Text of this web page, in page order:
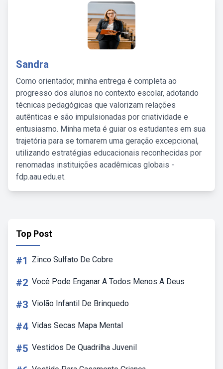
Sandra
Como orientador, minha entrega é completa ao
progresso dos alunos no contexto escolar, adotando
técnicas pedagógicas que valorizam relações
autênticas e são impulsionadas por criatividade e
entusiasmo. Minha meta é guiar os estudantes em sua
trajetória para se tornarem uma geração excepcional,
utilizando estratégias educacionais reconhecidas por
renomadas instituições acadêmicas globais -
fdp.aau.edu.et.
Top Post
#1 Zinco Sulfato De Cobre
#2 Você Pode Enganar A Todos Menos A Deus
#3 Violão Infantil De Brinquedo
#4 Vidas Secas Mapa Mental
#5 Vestidos De Quadrilha Juvenil